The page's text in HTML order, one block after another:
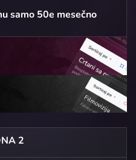
samo 50e mesečno
2